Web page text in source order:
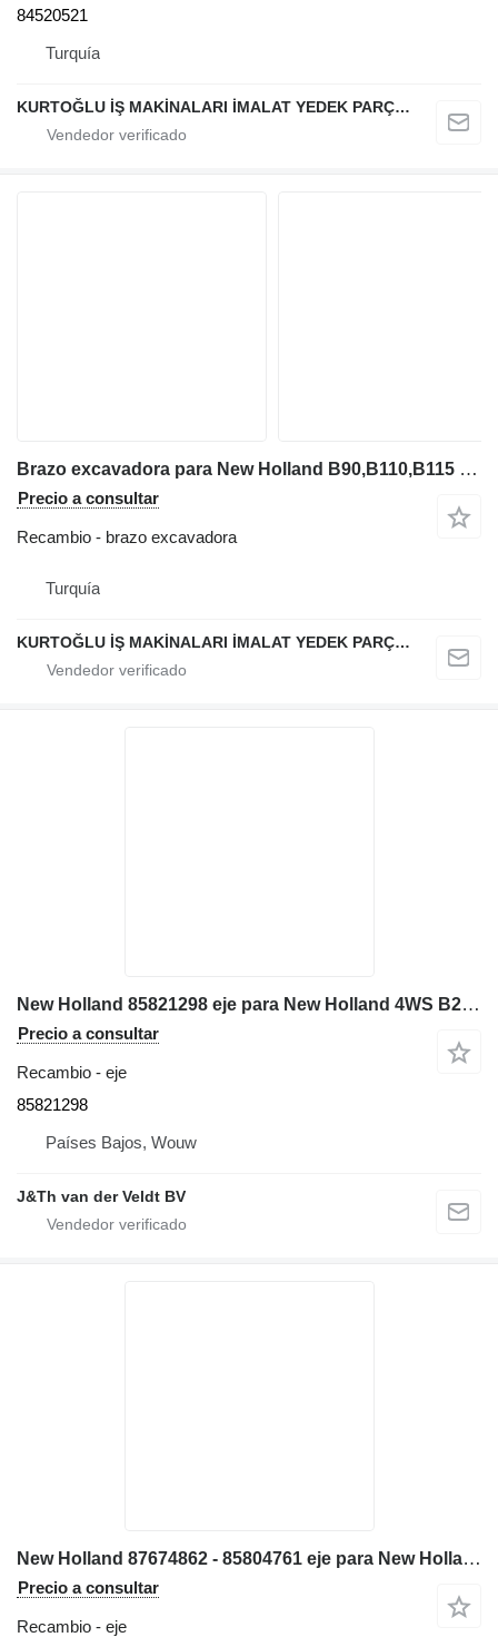
84520521
Turquía
KURTOĞLU İŞ MAKİNALARI İMALAT YEDEK PARÇA LTD ŞTİ
Brazo excavadora para New Holland B90,B110,B115 retroexcavadora
Precio a consultar
Recambio - brazo excavadora
Turquía
KURTOĞLU İŞ MAKİNALARI İMALAT YEDEK PARÇA LTD ŞTİ
New Holland 85821298 eje para New Holland 4WS B200 B115 FB200 LB115 LB115B FB200.2 LB115CP retroexcavadora
Precio a consultar
Recambio - eje
85821298
Países Bajos, Wouw
J&Th van der Veldt BV
New Holland 87674862 - 85804761 eje para New Holland B115 LB115 B115B LB115B B115T3 LB115CP excavadora
Precio a consultar
Recambio - eje